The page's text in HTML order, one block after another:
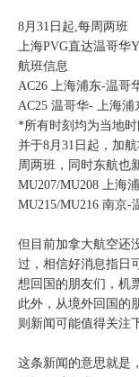
8月31日起,每周两班
上海PVG直达温哥华
航班信息
AC26 上海浦东-温哥
AC25 温哥华- 上海浦
*所有时刻均为当地时
并于8月31日起，加
周两班，同时东航也
MU207/MU208 上海
MU215/MU216 南京-
但目前加拿大航空还
过，相信好消息指日
想回国的朋友们，机
此外，从境外回国的
则新闻可能值得关注
这条新闻的意思就是